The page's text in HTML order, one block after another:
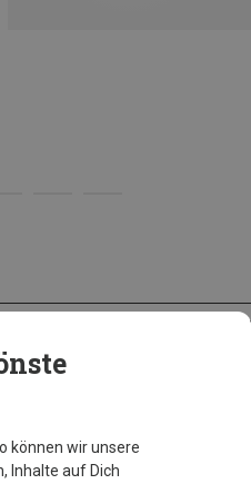
können wir unsere
Inhalte auf Dich